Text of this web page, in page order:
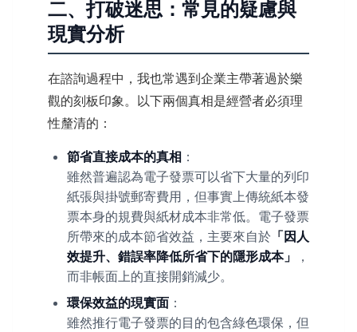
二、打破迷思：常見的疑慮與
現實分析
在諮詢過程中，我也常遇到企業主帶著過於樂
觀的刻板印象。以下兩個真相是經營者必須理
性釐清的：
節省直接成本的真相 ：
雖然普遍認為電子發票可以省下大量的列印
紙張與掛號郵寄費用，但事實上傳統紙本發
票本身的規費與紙材成本非常低。電子發票
所帶來的成本節省效益，主要來自於 「因人
效提升、錯誤率降低所省下的隱形成本」
，
而非帳面上的直接開銷減少。
環保效益的現實面 ：
雖然推行電子發票的目的包含綠色環保，但